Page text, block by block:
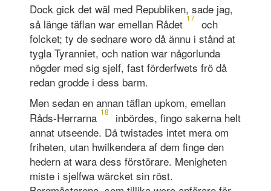
Dock gick det wäl med Republiken, sade jag,
så länge täflan war emellan Rådet 17
och
folcket; ty de sednare woro då ännu i stånd at
tygla Tyranniet, och nation war någorlunda
nögder med sig sjelf, fast förderfwets frö då
redan grodde i dess barm.
Men sedan en annan täflan upkom, emellan
Råds-Herrarna 18
inbördes, fingo sakerna helt
annat utseende. Då twistades intet mera om
friheten, utan hwilkendera af dem finge den
hedern at wara dess förstörare. Menigheten
miste i sjelfwa wärcket sin röst.